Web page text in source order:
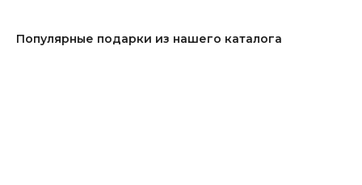
Популярные подарки из нашего каталога